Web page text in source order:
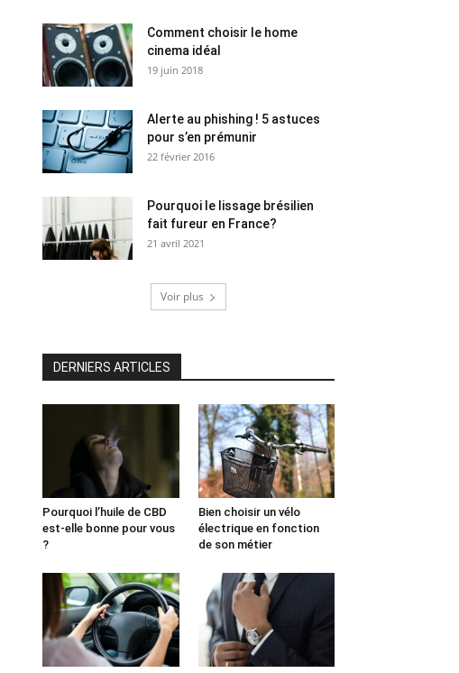
Comment choisir le home
cinema idéal
19 juin 2018
Alerte au phishing ! 5 astuces
pour s’en prémunir
22 février 2016
Pourquoi le lissage brésilien
fait fureur en France?
21 avril 2021
Voir plus
DERNIERS ARTICLES
Pourquoi l’huile de CBD
est-elle bonne pour vous
?
Bien choisir un vélo
électrique en fonction
de son métier